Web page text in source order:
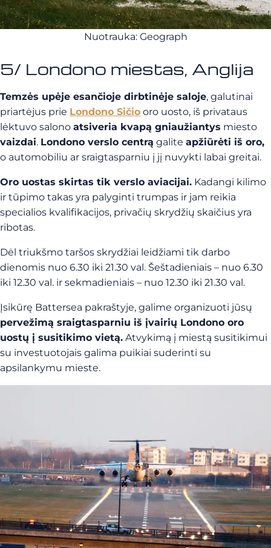
Nuotrauka: Geograph
5/ Londono miestas, Anglija
Temzės upėje esančioje dirbtinėje saloje, galutinai
priartėjus prie Londono Sičio oro uosto, iš privataus
lėktuvo salono atsiveria kvapą gniaužiantys miesto
vaizdai. Londono verslo centrą galite apžiūrėti iš oro,
o automobiliu ar sraigtasparniu į jį nuvykti labai greitai.
Oro uostas skirtas tik verslo aviacijai. Kadangi kilimo
ir tūpimo takas yra palyginti trumpas ir jam reikia
specialios kvalifikacijos, privačių skrydžių skaičius yra
ribotas.
Dėl triukšmo taršos skrydžiai leidžiami tik darbo
dienomis nuo 6.30 iki 21.30 val. Šeštadieniais – nuo 6.30
iki 12.30 val. ir sekmadieniais – nuo 12.30 iki 21.30 val.
Įsikūrę Battersea pakraštyje, galime organizuoti jūsų
pervežimą sraigtasparniu iš įvairių Londono oro
uostų į susitikimo vietą. Atvykimą į miestą susitikimui
su investuotojais galima puikiai suderinti su
apsilankymu mieste.